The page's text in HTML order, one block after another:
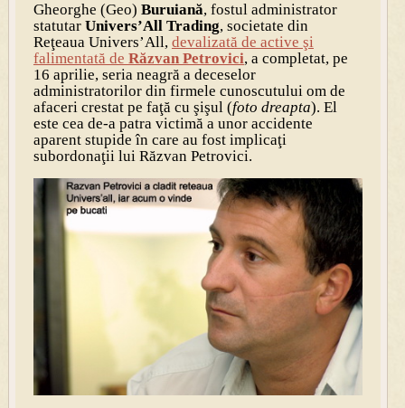
Gheorghe (Geo) Buruiană, fostul administrator
statutar Univers’All Trading, societate din
Reţeaua Univers’All, devalizată de active şi
falimentată de Răzvan Petrovici, a completat, pe
16 aprilie, seria neagră a deceselor
administratorilor din firmele cunoscutului om de
afaceri crestat pe faţă cu şişul (foto dreapta). El
este cea de-a patra victimă a unor accidente
aparent stupide în care au fost implicaţi
subordonaţii lui Răzvan Petrovici.